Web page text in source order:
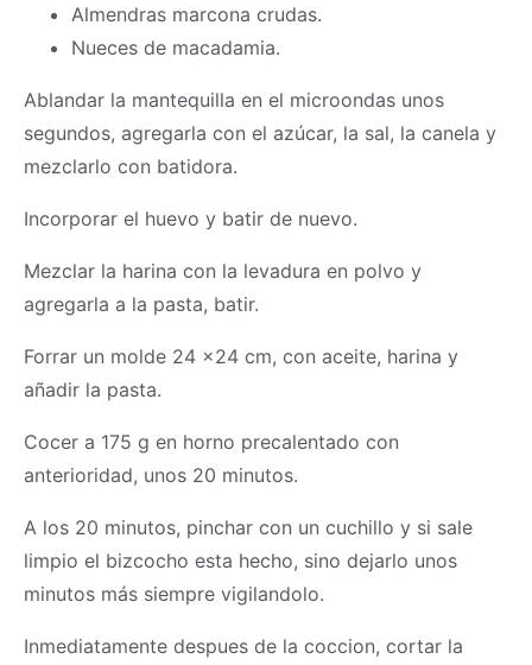
Almendras marcona crudas.
Nueces de macadamia.
Ablandar la mantequilla en el microondas unos
segundos, agregarla con el azúcar, la sal, la canela y
mezclarlo con batidora.
Incorporar el huevo y batir de nuevo.
Mezclar la harina con la levadura en polvo y
agregarla a la pasta, batir.
Forrar un molde 24 x24 cm, con aceite, harina y
añadir la pasta.
Cocer a 175 g en horno precalentado con
anterioridad, unos 20 minutos.
A los 20 minutos, pinchar con un cuchillo y si sale
limpio el bizcocho esta hecho, sino dejarlo unos
minutos más siempre vigilandolo.
Inmediatamente despues de la coccion, cortar la